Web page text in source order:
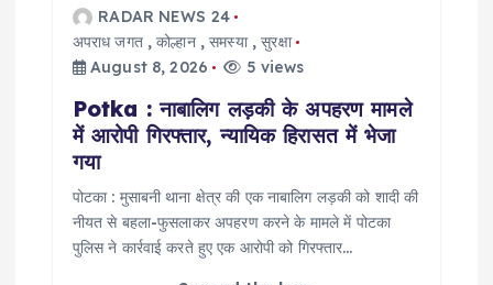
RADAR NEWS 24
अपराध जगत,कोल्हान,समस्या,सुरक्षा
August 8, 2026
5 views
Potka : नाबालिग लड़की के अपहरण मामले
में आरोपी गिरफ्तार, न्यायिक हिरासत में भेजा
गया
पोटका : मुसाबनी थाना क्षेत्र की एक नाबालिग लड़की को शादी की
नीयत से बहला-फुसलाकर अपहरण करने के मामले में पोटका
पुलिस ने कार्रवाई करते हुए एक आरोपी को गिरफ्तार…